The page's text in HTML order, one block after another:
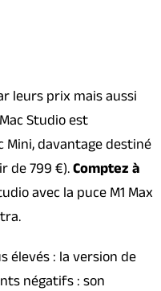
leurs prix mais aussi
Studio est
davantage destiné
de 799 €). Comptez à
avec la puce M1 Max
élevés : la version de
négatifs : son